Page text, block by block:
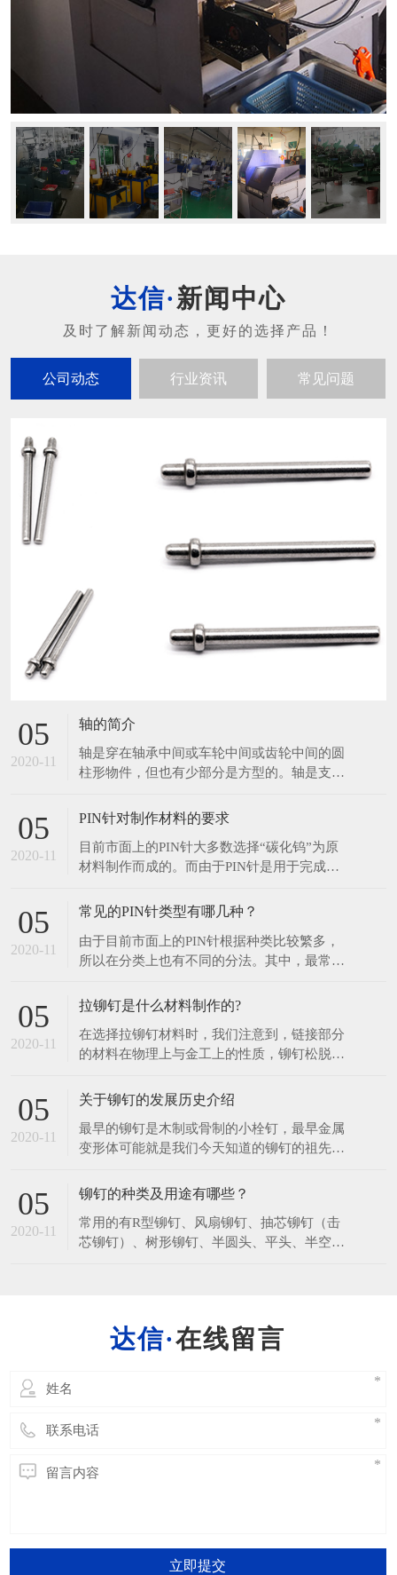
新闻中心
公司动态 行业资讯 常见问题
05
2020-11
轴的简介
轴是穿在轴承中间或车轮中间或齿轮中间的圆
柱形物件，但也有少部分是方型的。轴是支承
弯矩的机械零件。一般为金属圆杆状，各段可
以有不同的直径。机器中作回转运动的零件就
装在轴上。 轴的结构设计是确定轴的合理外
形和全部结构尺寸，为轴设计的重要步骤。
05
2020-11
PIN针对制作材料的要求
目前市面上的PIN针大多数选择“碳化钨”为原
材料制作而成的。而由于PIN针是用于完成连
料要求必须是具有传输电（信号）的能力。同
热量，因此相应的PIN针必须要有足够的耐热
性。再一方面，由于PIN针是也起到一定的
05
2020-11
常见的PIN针类型有哪几种？
由于目前市面上的PIN针根据种类比较繁多，
所以在分类上也有不同的分法。其中，最常用
据PIN针的应用场合区分。其中， 根据PIN针
PIN针、方形PIN针、L型PIN针、T型PIN针、
四方型PIN针
05
2020-11
拉铆钉是什么材料制作的?
在选择拉铆钉材料时，我们注意到，链接部分
的材料在物理上与金工上的性质，铆钉松脱的
次我们应当特别注意到，当拉铆钉链接部分与
液体接触时，常能发生电流作用；故往往有强
烈腐蚀性与损坏性存在。 1.铝金属链接的部分
只能用铝制拉铆钉链接，铜制的铆钉只
05
2020-11
关于铆钉的发展历史介绍
最早的铆钉是木制或骨制的小栓钉，最早金属
变形体可能就是我们今天知道的铆钉的祖先。
的方法，可以追溯到最初使用可锻金属那么
车轮外线的六个木制扇形体铆接紧固在一起，
希腊人成功地用青铜浇铸大型塑像之后，再用
05
2020-11
铆钉的种类及用途有哪些？
常用的有R型铆钉、风扇铆钉、抽芯铆钉（击
芯铆钉）、树形铆钉、半圆头、平头、半空心
牌，就是利用铆钉与锁体孔的过盈量铆接的。
在线留言
立即提交